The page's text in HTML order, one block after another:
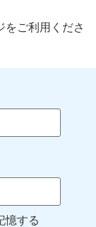
をご利用くださ
憶する